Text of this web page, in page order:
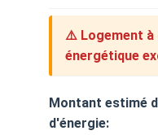
⚠️ Logement à
énergétique
Montant estimé
d'énergie: